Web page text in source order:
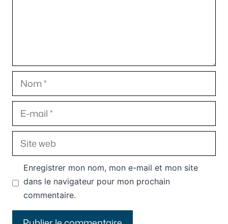
Nom
E-
mail
Site
web
Enregistrer mon nom, mon e-mail et mon site
dans le navigateur pour mon prochain
commentaire.